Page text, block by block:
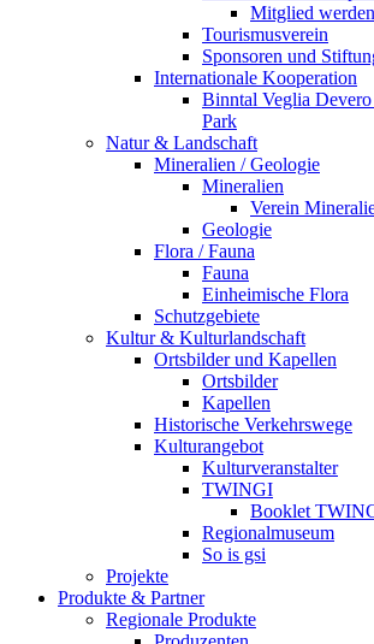
Mitglied werden
Tourismusverein
Sponsoren und
Internationale Kooperation
Binntal Veglia
Park
Natur & Landschaft
Mineralien / Geologie
Mineralien
Verein
Geologie
Flora / Fauna
Fauna
Einheimische Flora
Schutzgebiete
Kultur & Kulturlandschaft
Ortsbilder und Kapellen
Ortsbilder
Kapellen
Historische Verkehrswege
Kulturangebot
Kulturveranstalter
TWINGI
Booklet
Regionalmuseum
So is gsi
Projekte
Produkte & Partner
Regionale Produkte